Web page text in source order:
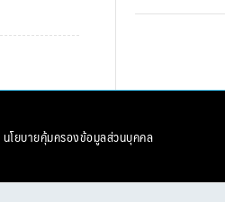
นโยบายคุ้มครองข้อมูลส่วนบุคคล